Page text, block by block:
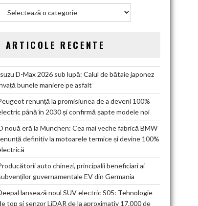
ARTICOLE RECENTE
D-Max 2026 sub lupă: Calul de bătaie japonez
bunele maniere pe asfalt
renunță la promisiunea de a deveni 100%
până în 2030 și confirmă șapte modele noi
nouă eră la Munchen: Cea mai veche fabrică BMW
definitiv la motoarele termice și devine 100%
auto chinezi, principalii beneficiari ai
guvernamentale EV din Germania
lansează noul SUV electric S05: Tehnologie
top și senzor LiDAR de la aproximativ 17.000 de